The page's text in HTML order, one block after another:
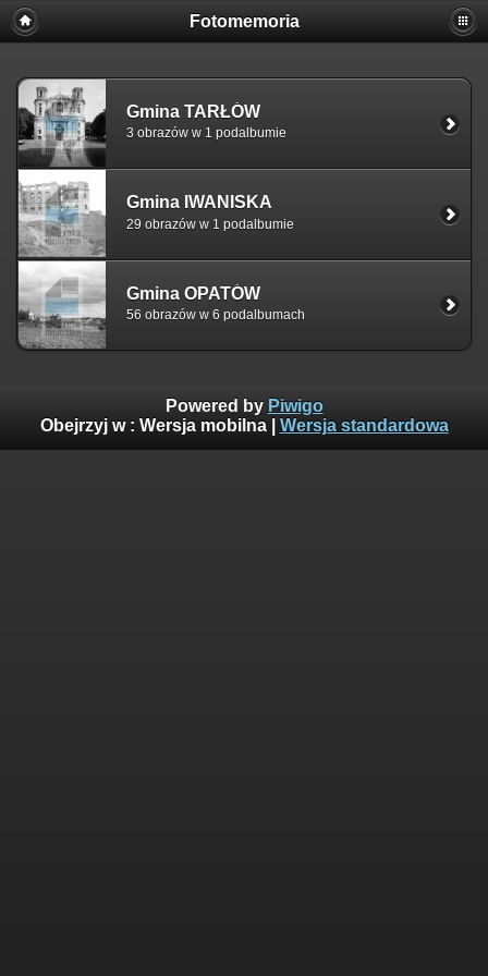
Fotomemoria
Gmina TARŁÓW
3 obrazów w 1 podalbumie
Gmina IWANISKA
29 obrazów w 1 podalbumie
Gmina OPATÓW
56 obrazów w 6 podalbumach
Powered by Piwigo
Obejrzyj w : Wersja mobilna| Wersja standardowa